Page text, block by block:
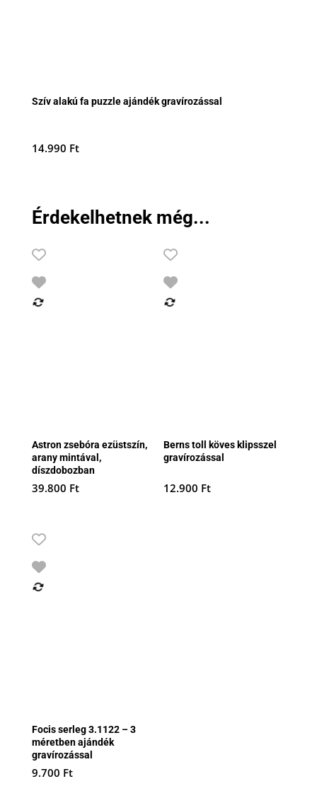
Szív alakú fa puzzle ajándék gravírozással
14.990 Ft
Érdekelhetnek még...
Astron zsebóra ezüstszín,
arany mintával,
díszdobozban
39.800 Ft
Berns toll köves klipsszel
gravírozással
12.900 Ft
Focis serleg 3.1122 – 3
méretben ajándék
gravírozással
9.700 Ft